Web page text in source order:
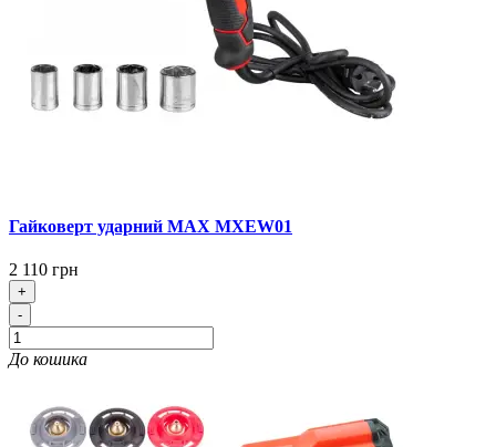
Гайковерт ударний MAX MXEW01
2 110 грн
+
-
До кошика